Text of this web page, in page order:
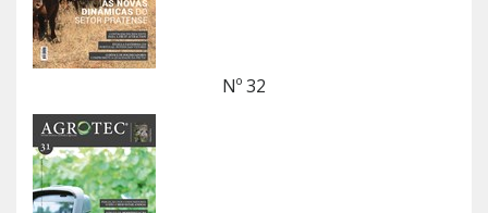
Nº 32